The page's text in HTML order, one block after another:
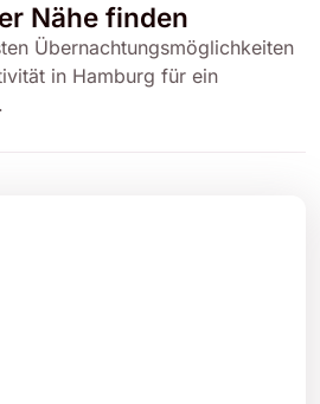
Nähe finden
Übernachtungsmöglichkeiten
in Hamburg für ein